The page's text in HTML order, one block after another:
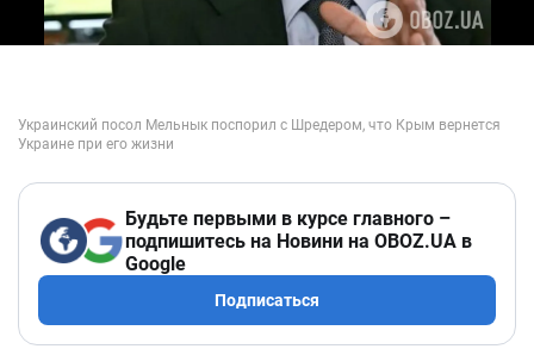
Будьте первыми в курсе главного –
подпишитесь на Новини на OBOZ.UA в
Google
Подписаться